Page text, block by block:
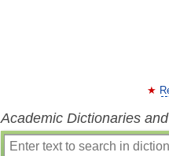
Academic Dictionaries